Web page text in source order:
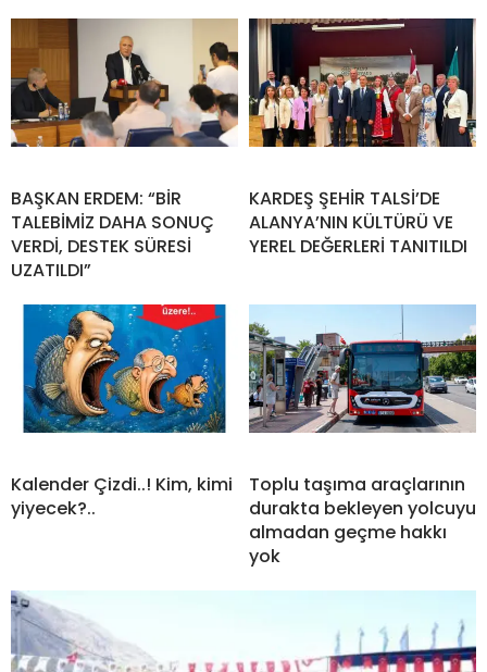
BAŞKAN ERDEM: “BİR
TALEBİMİZ DAHA SONUÇ
VERDİ, DESTEK SÜRESİ
UZATILDI”
KARDEŞ ŞEHİR TALSİ’DE
ALANYA’NIN KÜLTÜRÜ VE
YEREL DEĞERLERİ TANITILDI
Kalender Çizdi..! Kim, kimi
yiyecek?..
Toplu taşıma araçlarının
durakta bekleyen yolcuyu
almadan geçme hakkı
yok